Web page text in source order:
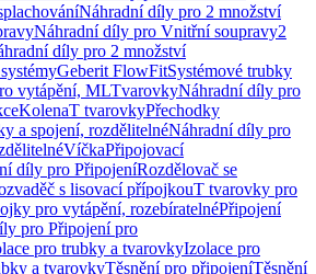
Náhradní díly pro 2 množství
Náhradní díly pro Vnitřní soupravy2
díly pro 2 množství
Geberit FlowFitSystémové trubky
vytápění, MLTvarovkyNáhradní díly pro
KolenaT tvarovkyPřechodky
a spojení, rozdělitelnéNáhradní díly pro
VíčkaPřipojovací
díly pro PřipojeníRozdělovač se
s lisovací přípojkouT tvarovky pro
pro vytápění, rozebíratelnéPřipojení
pro Připojení pro
pro trubky a tvarovkyIzolace pro
a tvarovkyTěsnění pro připojeníTěsnění